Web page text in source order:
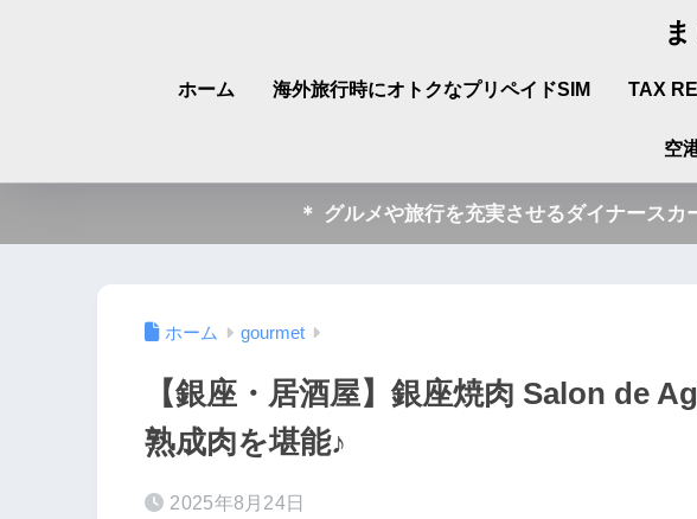
ホーム 海外旅行時にオトクなプリペイドSIM TAX
空
＊ グルメや旅行を充実させるダイナース
ホーム gourmet
【銀座・居酒屋】銀座焼肉 Salon de
熟成肉を堪能♪
2025年8月24日